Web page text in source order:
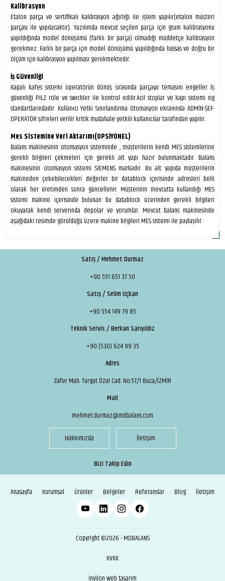
Kalibrasyon
Etalon parça ve sertifikalı kalibrasyon ağırlığı ile işlem yapılır(etalon müşteri
parçası ile yapılacaktır). Yazılımda mevcut seçilen parça için gram kalibrasyonu
yapıldığında model dönüşümü (farklı bir parça) olmadığı müddetçe kalibrasyon
gerekmez. Farklı bir parça için model dönüşümü yapıldığında hassas ve doğru bir
ölçüm için kalibrasyon yapılması gerekmektedir.
İş Güvenliği
Kapalı kafes sistemi operatörün dönüş sırasında parçaya temasını engeller İş
güvenliği PILZ röle ve swıchler ile kontrol edilir.Acil stoplar ve kapı sistemi ısg
standartlarındadır. Kullanıcı Yetki Sınırlandırma Otomasyon ekranında ADMİN-ŞEF-
OPERATÖR şifreleri verilir kritik mudahale yetkili kullanıcılar tarafından yapılır.
Mes Sistemine Veri Aktarımı(OPSİYONEL)
Balans makinesinin otomasyon sisteminde , müşterilerin kendi MES sistemlerine
gerekli bilgileri çekmeleri için gerekli alt yapı hazır bulunmaktadır. Balans
makinesinin otomasyon sistemi SIEMENS markadır. Bu alt yapıda müşterilerin
makineden çekebilecekleri değerler bir datablock içerisinde adresleri belli
olarak her üretimden sonra güncellenir. Müşterinin mevcutta kullandığı MES
sistemi makine içerisinde bulunan bu datablock üzerinden gerekli bilgileri
okuyarak kendi serverında depolar ve yorumlar. Mevcut balans makinesinde
aşağıdaki resimde görüldüğü üzere makine bilgileri MES sistemi ile paylaşılır.
Satış / Mehmet Durmaz
+90 551 651 37 50
Satış / Selim Uçkan
+90 554 149 79 85
Teknik Servis / Berkan Sarıyıldız
+90 (530) 624 99 35
Adres
Zafer Mah. Turgut Özal Cad. No:57/1 Buca/İZMİR
Mail
mehmet.durmaz@mdbalans.com
Hakkımızda İletişim
Bizi Takip Edin
Anasayfa Kurumsal Ürünler Belgeler Referanslar Blog İletişim
Copyright ©2026 - MDBALANS
KVKK
invilon web tasarım